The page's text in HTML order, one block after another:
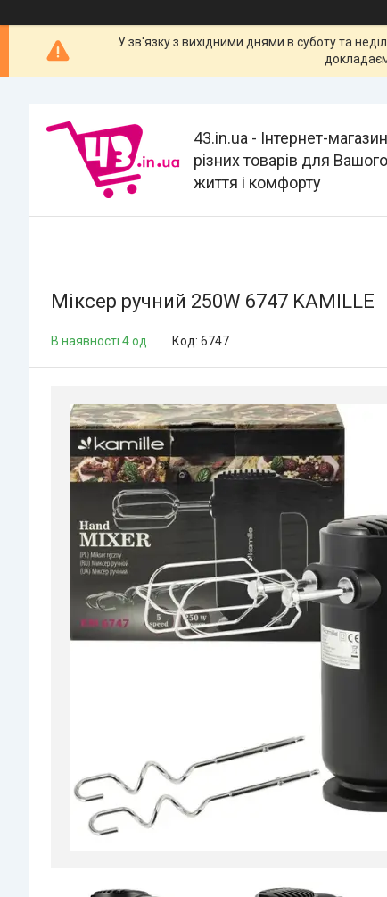
У зв'язку з вихідними днями в суботу та
43.in.ua - Інтернет-магазин
різних товарів для Вашого
життя і комфорту
Міксер ручний 250W 6747 KAMILLE
В наявності 4 од. Код: 6747